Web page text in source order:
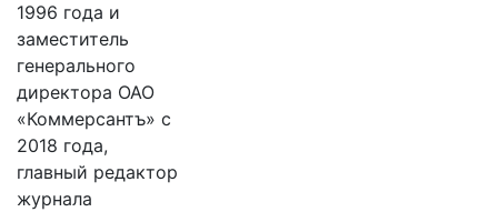
1996 года и
заместитель
генерального
директора ОАО
«Коммерсантъ» с
2018 года,
главный редактор
журнала